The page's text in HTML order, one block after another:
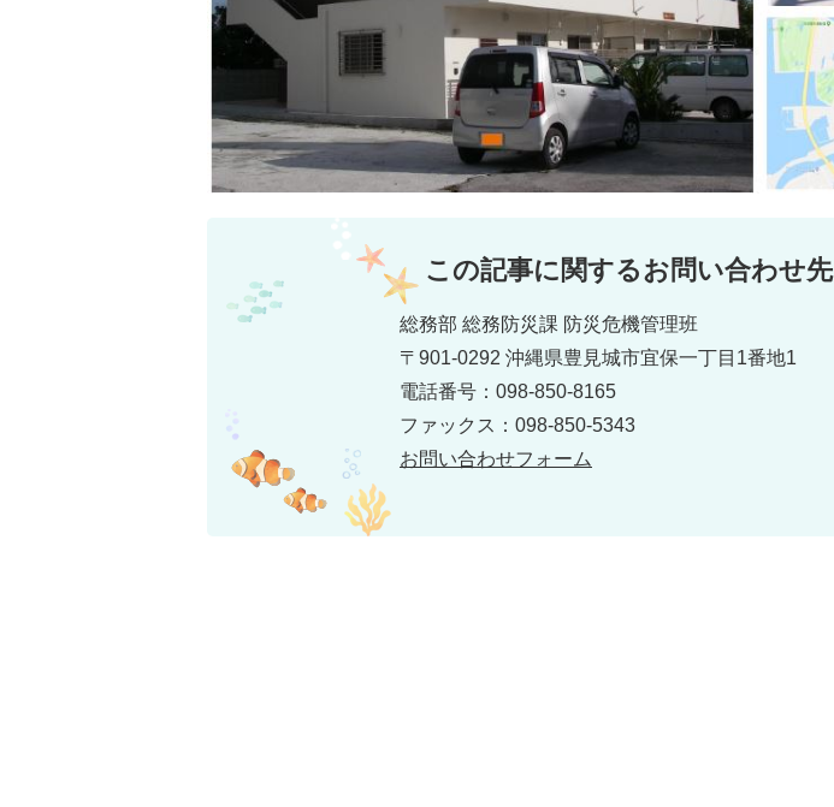
この記事に関するお問い合わせ先
総務部 総務防災課 防災危機管理班
〒901-0292 沖縄県豊見城市宜保一丁目1番地1
電話番号：098-850-8165
ファックス：098-850-5343
お問い合わせフォーム